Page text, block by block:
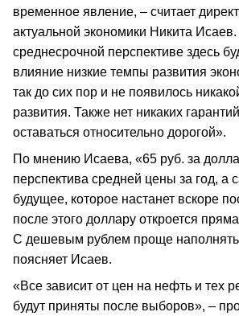
временное явление, – считает
актуальной экономики Никита
среднесрочной перспективе здесь
влияние низкие темпы развития
так до сих пор и не появилось
развития. Также нет никаких
оставаться относительно дорогой».
По мнению Исаева, «65 руб. за
перспектива средней цены за год,
будущее, которое настанет вскоре
после этого доллару откроется
С дешевым рублем проще
поясняет Исаев.
«Все зависит от цен на нефть и тех
будут приняты после выборов», –